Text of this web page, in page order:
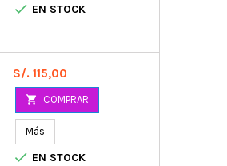
 EN STOCK
Precio
S/. 115,00
 COMPRAR
Más
 EN STOCK